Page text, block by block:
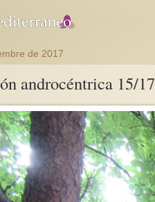
de 2017
androcéntrica 15/17